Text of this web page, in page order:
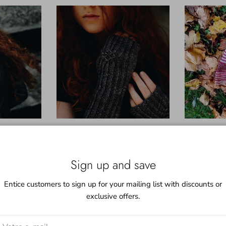
teinte
Feeria Kit
Sign up and save
Entice customers to sign up for your mailing list with discounts or
exclusive offers.